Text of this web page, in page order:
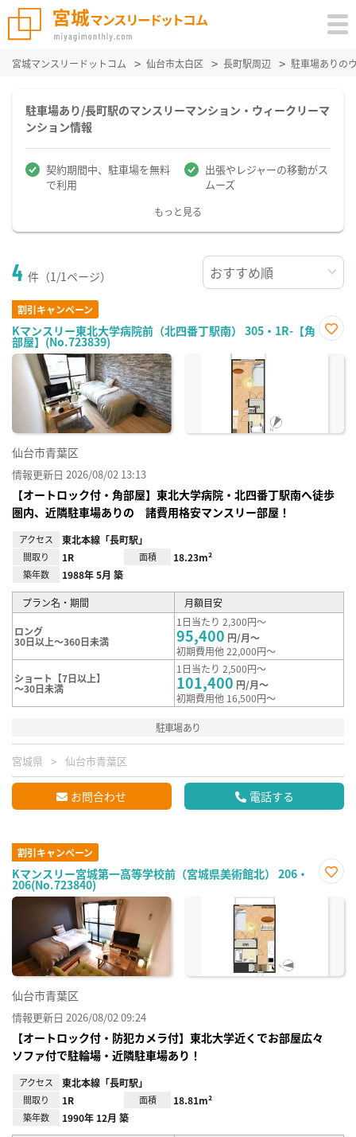
宮城マンスリードットコム 仙台市太白区 長町駅周辺 駐車場ありの
駐車場あり/長町駅のマンスリーマンション・ウィークリーマ
ンション情報
契約期間中、駐車場を無料
で利用
出張やレジャーの移動がス
ムーズ
もっと見る
4 件（1/1ページ）
割引キャンペーン
Kマンスリー東北大学病院前（北四番丁駅南） 305・1R-【角
部屋】(No.723839)
に入
仙台市青葉区
情報更新日 2026/08/02 13:13
【オートロック付・角部屋】東北大学病院・北四番丁駅南へ徒歩
圏内、近隣駐車場ありの 諸費用格安マンスリー部屋！
アクセス 東北本線「長町駅」
間取り 1R 面積 18.23m²
築年数 1988年 5月 築
プラン名・期間 月額目安
ロング
30日以上～360日未満
1日当たり 2,300円～
95,400 円/月～
初期費用他 22,000円～
ショート【7日以上】
～30日未満
1日当たり 2,500円～
101,400 円/月～
初期費用他 16,500円～
駐車場あり
宮城県 仙台市青葉区
お問合わせ 電話する
割引キャンペーン
Kマンスリー宮城第一高等学校前（宮城県美術館北） 206・
206(No.723840)
に入
仙台市青葉区
情報更新日 2026/08/02 09:24
【オートロック付・防犯カメラ付】東北大学近くでお部屋広々
ソファ付で駐輪場・近隣駐車場あり！
アクセス 東北本線「長町駅」
間取り 1R 面積 18.81m²
築年数 1990年 12月 築